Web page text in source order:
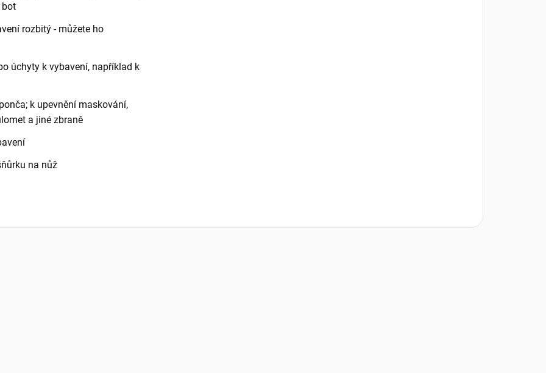
bot
rozbitý - můžete ho
úchyty k vybavení, například k
k upevnění maskování,
a jiné zbraně
na nůž